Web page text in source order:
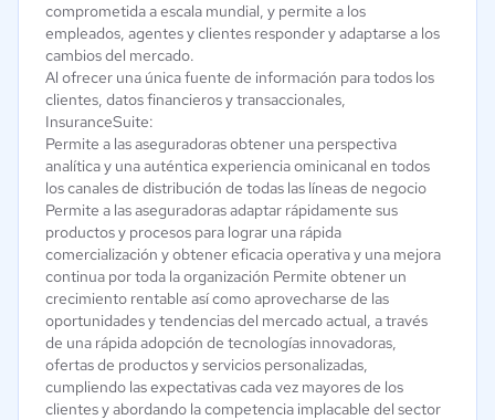
comprometida a escala mundial, y permite a los
empleados, agentes y clientes responder y adaptarse a los
cambios del mercado.
Al ofrecer una única fuente de información para todos los
clientes, datos financieros y transaccionales,
InsuranceSuite:
Permite a las aseguradoras obtener una perspectiva
analítica y una auténtica experiencia ominicanal en todos
los canales de distribución de todas las líneas de negocio
Permite a las aseguradoras adaptar rápidamente sus
productos y procesos para lograr una rápida
comercialización y obtener eficacia operativa y una mejora
continua por toda la organización Permite obtener un
crecimiento rentable así como aprovecharse de las
oportunidades y tendencias del mercado actual, a través
de una rápida adopción de tecnologías innovadoras,
ofertas de productos y servicios personalizadas,
cumpliendo las expectativas cada vez mayores de los
clientes y abordando la competencia implacable del sector